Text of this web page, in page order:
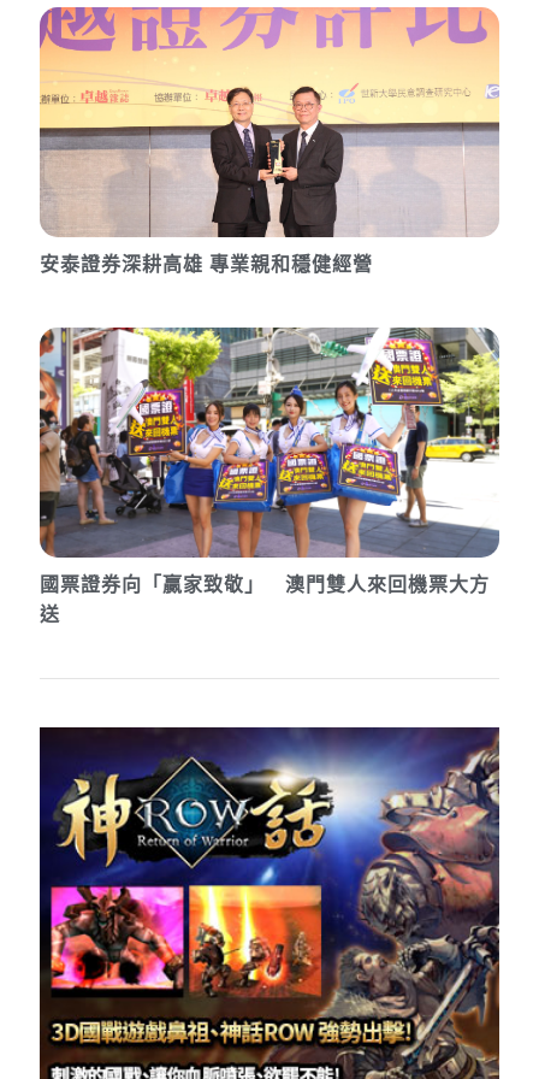
安泰證券深耕高雄 專業親和穩健經營
國票證券向「贏家致敬」 澳門雙人來回機票大方
送